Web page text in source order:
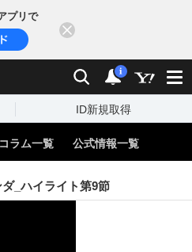
プリで
検索 通知
i
ID新規取得
コラム一覧 公式情報一覧
_ハイライト第9節